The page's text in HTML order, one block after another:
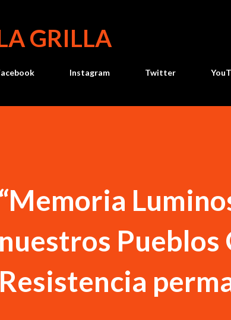
GRILLA
Instagram Twitter
“Memoria
nuestros
Resistencia